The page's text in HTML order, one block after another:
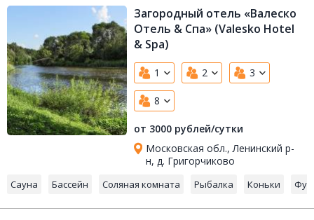
Загородный отель «Валеско
Отель & Спа» (Valesko Hotel
& Spa)
1 2 3
8
от 3000 рублей/сутки
Московская обл., Ленинский р-
н, д. Григорчиково
Сауна Бассейн Соляная комната Рыбалка Коньки